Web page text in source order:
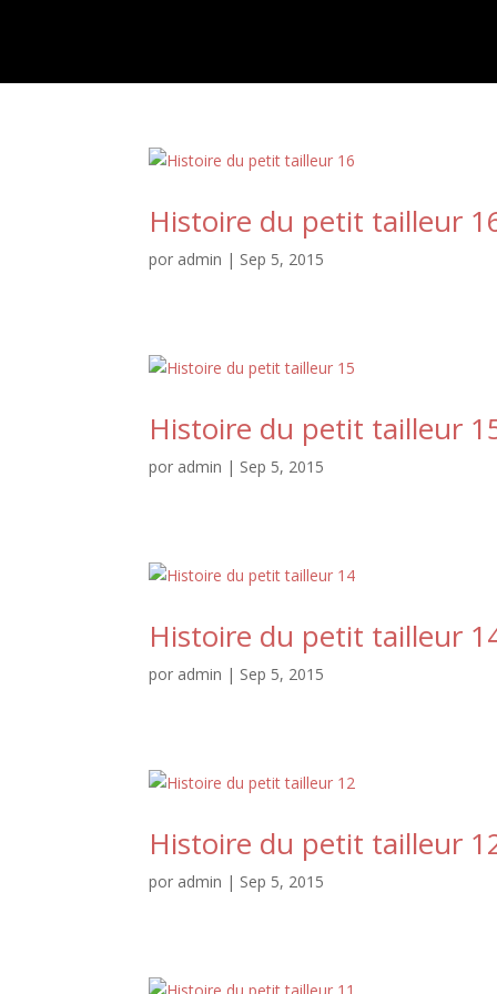
Histoire du petit tailleur
por admin | Sep 5, 2015
Histoire du petit tailleur
por admin | Sep 5, 2015
Histoire du petit tailleur
por admin | Sep 5, 2015
Histoire du petit tailleur
por admin | Sep 5, 2015